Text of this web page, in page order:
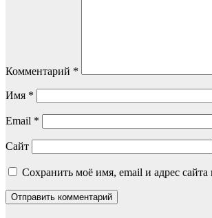
Комментарий *
Имя *
Email *
Сайт
Сохранить моё имя, email и адрес